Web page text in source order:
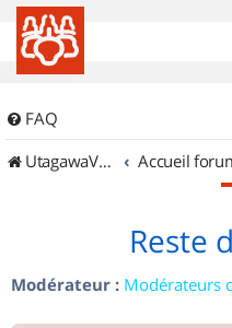
FAQ
UtagawaVTT (Randos VTT et VTTAE avec traces GPS)
Accueil
Reste
Modérateur : Modérateurs